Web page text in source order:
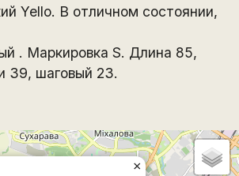
Yello. В отличном состоянии,
. Маркировка S. Длина 85,
39, шаговый 23.
×